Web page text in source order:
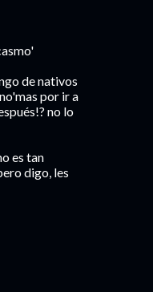
de nativos
por ir a
no lo
es tan
digo, les